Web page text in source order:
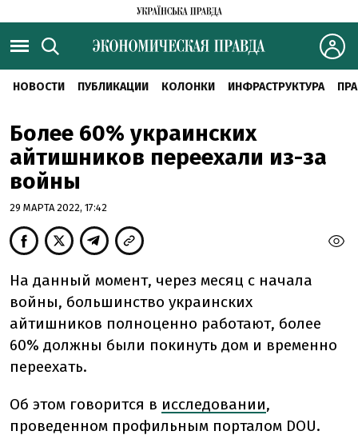
НОВОСТИ ПУБЛИКАЦИИ КОЛОНКИ ИНФРАСТРУКТУРА
Более 60% украинских
айтишников переехали из-за
войны
29 МАРТА 2022, 17:42
На данный момент, через месяц с начала
войны, большинство украинских
айтишников полноценно работают, более
60% должны были покинуть дом и временно
переехать.
Об этом говорится в исследовании,
проведенном профильным порталом DOU.